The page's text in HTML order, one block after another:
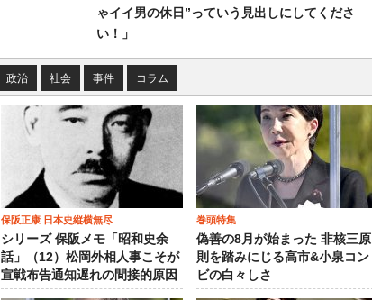
ゃイイ男の休日”っていう見出しにしてくださ
い！」
政治 社会 事件 コラム
保阪正康 日本史縦横無尽
シリーズ 保阪メモ「昭和史余
話」（12）松岡外相人事こそが
宣戦布告通知遅れの間接的原因
巻頭特集
偽善の8月が始まった 非核三原
則を踏みにじる高市&小泉コン
ビの白々しさ